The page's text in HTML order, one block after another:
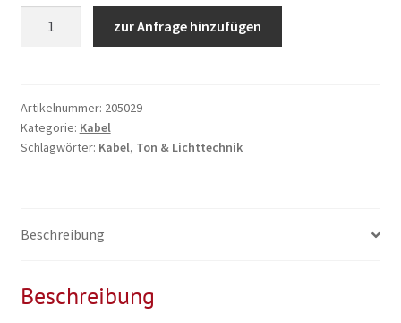
FI,
Abgang:
1x
3x
alles
extra
zur Anfrage hinzufügen
Artikelnummer: 205029
Kategorie: Kabel
Schlagwörter: Kabel, Ton & Lichttechnik
Beschreibung
Beschreibung